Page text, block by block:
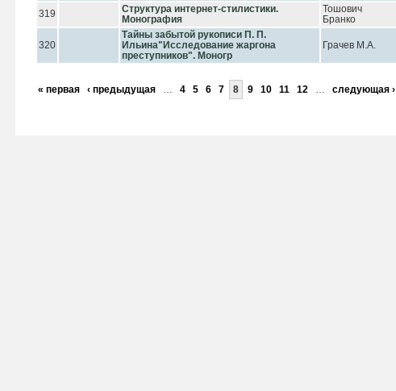
319
Структура интернет-стилистики.
Монография
Тошович
Бранко
320
Тайны забытой рукописи П. П.
Ильина"Исследование жаргона
преступников". Моногр
Грачев М.А.
« первая ‹ предыдущая … 4 5 6 7 8 9 10 11 12 … следующая ›